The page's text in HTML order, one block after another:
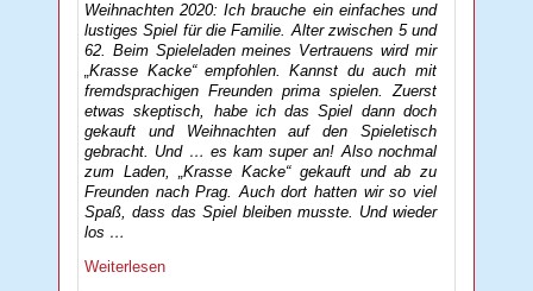
Weihnachten 2020: Ich brauche ein einfaches und
lustiges Spiel für die Familie. Alter zwischen 5 und
62. Beim Spieleladen meines Vertrauens wird mir
„Krasse Kacke“ empfohlen. Kannst du auch mit
fremdsprachigen Freunden prima spielen. Zuerst
etwas skeptisch, habe ich das Spiel dann doch
gekauft und Weihnachten auf den Spieletisch
gebracht. Und … es kam super an! Also nochmal
zum Laden, „Krasse Kacke“ gekauft und ab zu
Freunden nach Prag. Auch dort hatten wir so viel
Spaß, dass das Spiel bleiben musste. Und wieder
los …
Weiterlesen